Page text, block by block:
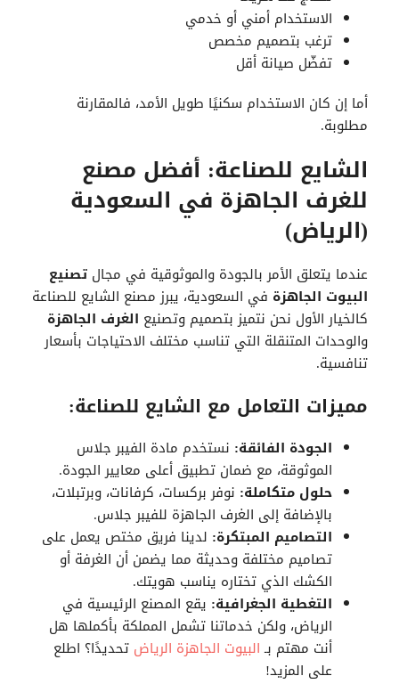
الاستخدام أمني أو خدمي
ترغب بتصميم مخصص
تفضّل صيانة أقل
أما إن كان الاستخدام سكنيًا طويل الأمد، فالمقارنة
مطلوبة.
الشايع للصناعة: أفضل مصنع
للغرف الجاهزة في السعودية
(الرياض)
عندما يتعلق الأمر بالجودة والموثوقية في مجال تصنيع
البيوت الجاهزة في السعودية، يبرز مصنع الشايع للصناعة
كالخيار الأول نحن نتميز بتصميم وتصنيع الغرف الجاهزة
والوحدات المتنقلة التي تناسب مختلف الاحتياجات بأسعار
تنافسية.
مميزات التعامل مع الشايع للصناعة:
الجودة الفائقة: نستخدم مادة الفيبر جلاس
الموثوقة، مع ضمان تطبيق أعلى معايير الجودة.
حلول متكاملة: نوفر بركسات، كرفانات، وبرتبلات،
بالإضافة إلى الغرف الجاهزة للفيبر جلاس.
التصاميم المبتكرة: لدينا فريق مختص يعمل على
تصاميم مختلفة وحديثة مما يضمن أن الغرفة أو
الكشك الذي تختاره يناسب هويتك.
التغطية الجغرافية: يقع المصنع الرئيسية في
الرياض، ولكن خدماتنا تشمل المملكة بأكملها هل
أنت مهتم بـالبيوت الجاهزة الرياض تحديدًا؟ اطلع
على المزيد!